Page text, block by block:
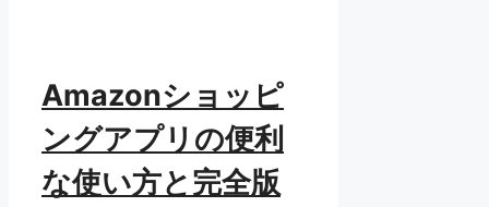
Amazonショッピ
ングアプリの便利
な使い方と完全版